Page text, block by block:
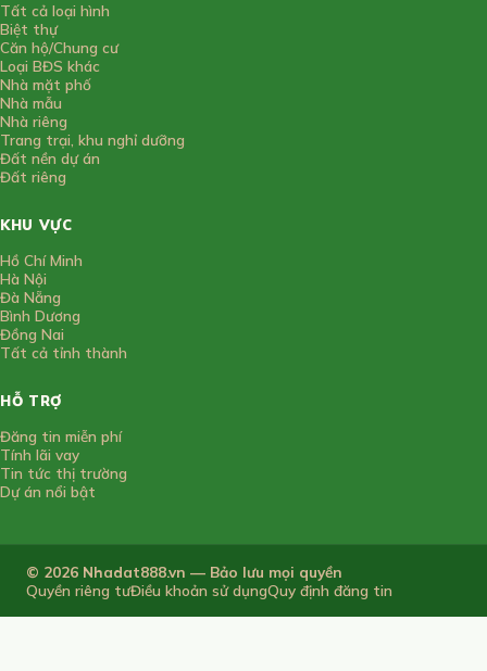
Tất cả loại hình
Biệt thự
Căn hộ/Chung cư
Loại BĐS khác
Nhà mặt phố
Nhà mẫu
Nhà riêng
Trang trại, khu nghỉ dưỡng
Đất nền dự án
Đất riêng
KHU VỰC
Hồ Chí Minh
Hà Nội
Đà Nẵng
Bình Dương
Đồng Nai
Tất cả tỉnh thành
HỖ TRỢ
Đăng tin miễn phí
Tính lãi vay
Tin tức thị trường
Dự án nổi bật
© 2026 Nhadat888.vn — Bảo lưu mọi quyền
Quyền riêng tưĐiều khoản sử dụngQuy định đăng tin